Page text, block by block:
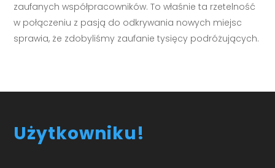
zaufanych współpracowników. To właśnie ta rzetelność
w połączeniu z pasją do odkrywania nowych miejsc
sprawia, że zdobyliśmy zaufanie tysięcy podróżujących.
Użytkowniku!